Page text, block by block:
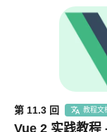
第 11.3 回 教程文
Vue 2 实践教程